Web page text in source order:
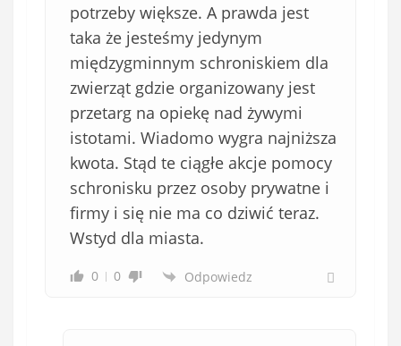
potrzeby większe. A prawda jest
taka że jesteśmy jedynym
międzygminnym schroniskiem dla
zwierząt gdzie organizowany jest
przetarg na opiekę nad żywymi
istotami. Wiadomo wygra najniższa
kwota. Stąd te ciągłe akcje pomocy
schronisku przez osoby prywatne i
firmy i się nie ma co dziwić teraz.
Wstyd dla miasta.
0 0 Odpowiedz